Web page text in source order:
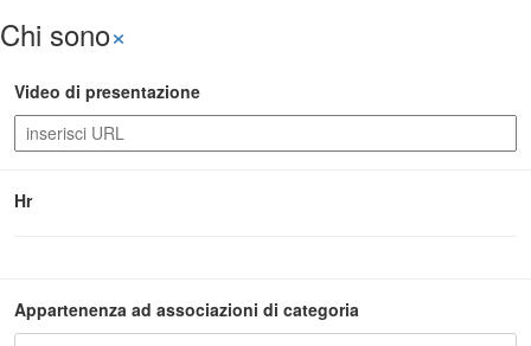
Chi sono×
Video di presentazione
Hr
Appartenenza ad associazioni di categoria